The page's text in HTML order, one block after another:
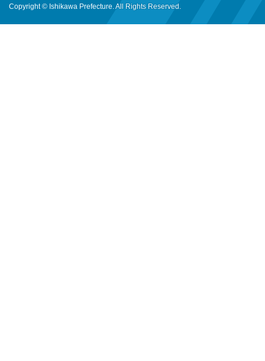
Copyright © Ishikawa Prefecture. All Rights Reserved.